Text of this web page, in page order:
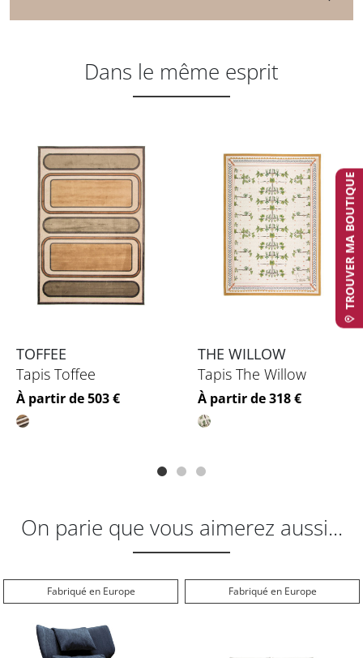
Dans le même esprit
TOFFEE
Tapis Toffee
Prix
À partir de 503 €
THE WILLOW
Tapis The Willow
Prix
À partir de 318 €
On parie que vous aimerez aussi...
Fabriqué en Europe Fabriqué en Europe
TROUVER MA BOUTIQUE